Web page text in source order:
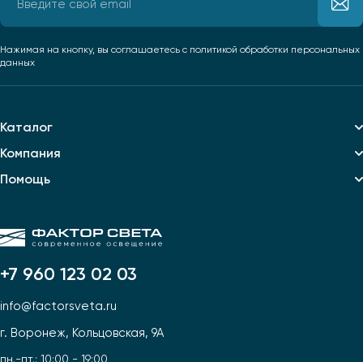
+7 960 123 02 03
info@factorsveta.ru
г. Воронеж, Кольцовская, 9А
пн.-пт.: 10:00 - 19:00,
Каталог
Компания
Помощь
Нажимая на кнопку, вы соглашаетесь с политикой обработки персональных
данных